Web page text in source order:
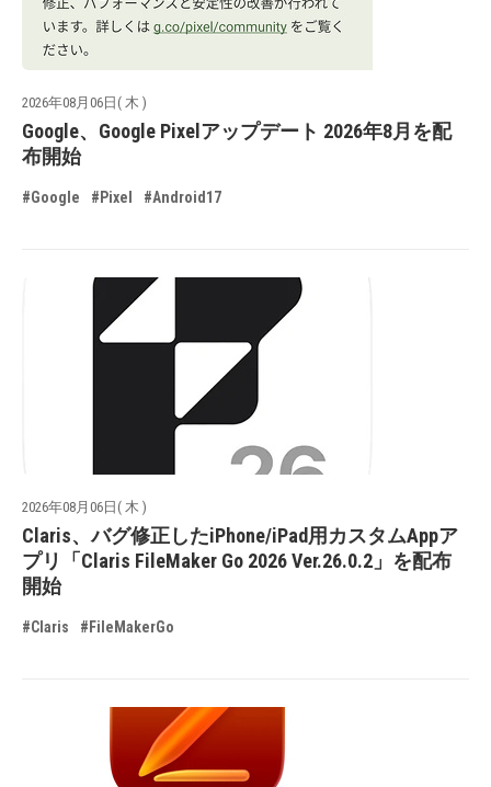
2026年08月06日( 木 )
Google、Google Pixelアップデート 2026年8月を配
布開始
#Google #Pixel #Android17
2026年08月06日( 木 )
Claris、バグ修正したiPhone/iPad用カスタムAppア
プリ「Claris FileMaker Go 2026 Ver.26.0.2」を配布
開始
#Claris #FileMakerGo